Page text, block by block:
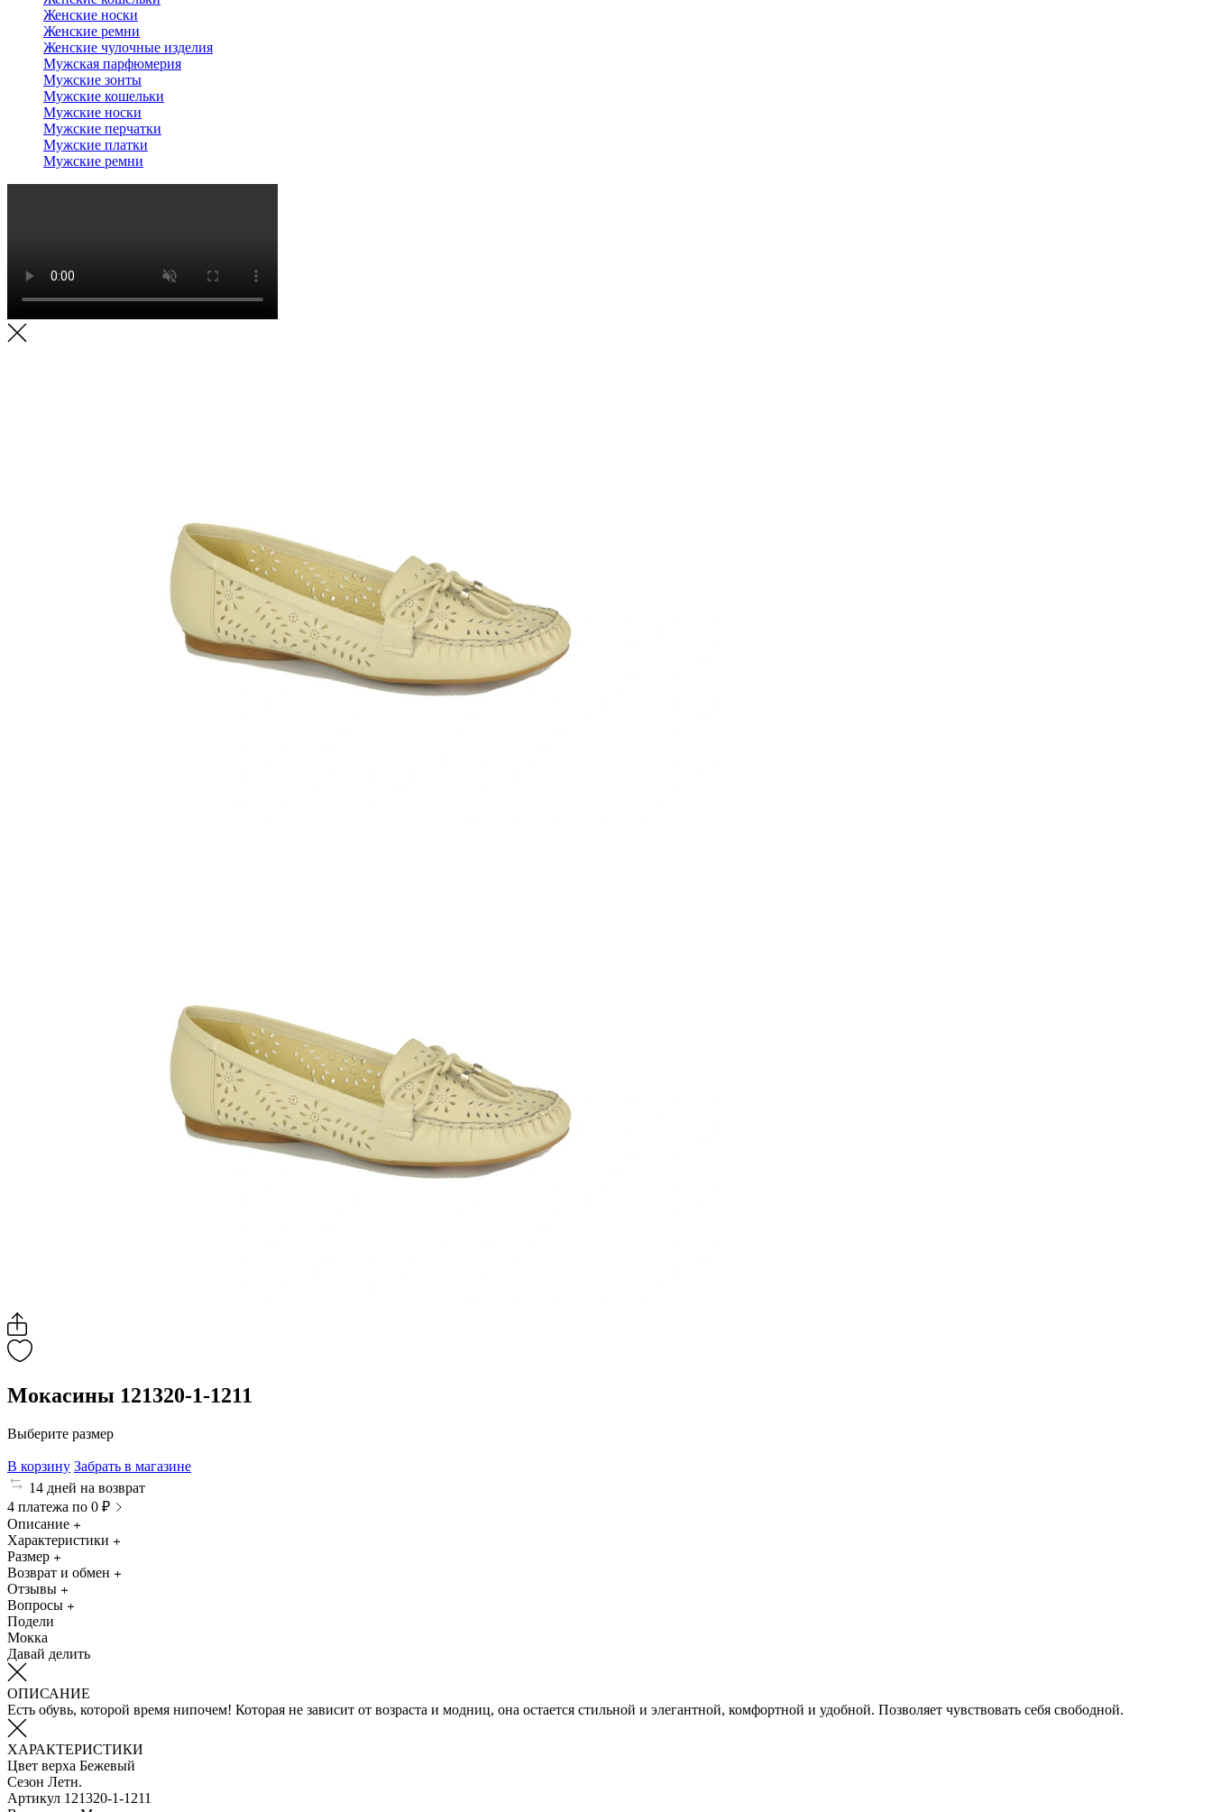
Женские носки
Женские ремни
Женские чулочные изделия
Мужская парфюмерия
Мужские зонты
Мужские кошельки
Мужские носки
Мужские перчатки
Мужские платки
Мужские ремни
Мокасины 121320-1-1211
Выберите размер
В корзину Забрать в магазине
14 дней на возврат
4 платежа по 0 ₽
Описание
Характеристики
Размер
Возврат и обмен
Отзывы
Вопросы
Подели
Мокка
Давай делить
ОПИСАНИЕ
Есть обувь, которой время нипочем! Которая не зависит от возраста и модниц, она остается стильной и элегантной, комфортной и удобной. Позволяет чувствовать себя свободной.
ХАРАКТЕРИСТИКИ
Цвет верха Бежевый
Сезон Летн.
Артикул 121320-1-1211